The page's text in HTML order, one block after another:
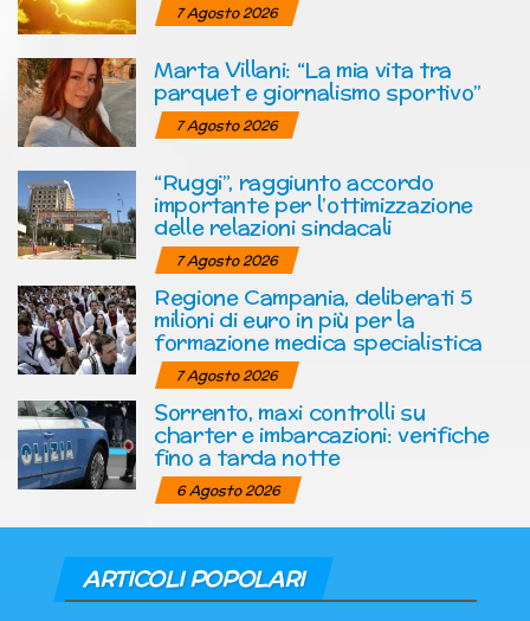
7 Agosto 2026
Marta Villani: “La mia vita tra
parquet e giornalismo sportivo”
7 Agosto 2026
“Ruggi”, raggiunto accordo
importante per l’ottimizzazione
delle relazioni sindacali
7 Agosto 2026
Regione Campania, deliberati 5
milioni di euro in più per la
formazione medica specialistica
7 Agosto 2026
Sorrento, maxi controlli su
charter e imbarcazioni: verifiche
fino a tarda notte
6 Agosto 2026
ARTICOLI POPOLARI